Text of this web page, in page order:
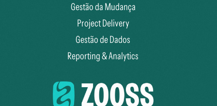
Gestão da Mudança
Project Delivery
Gestão de Dados
Reporting & Analytics